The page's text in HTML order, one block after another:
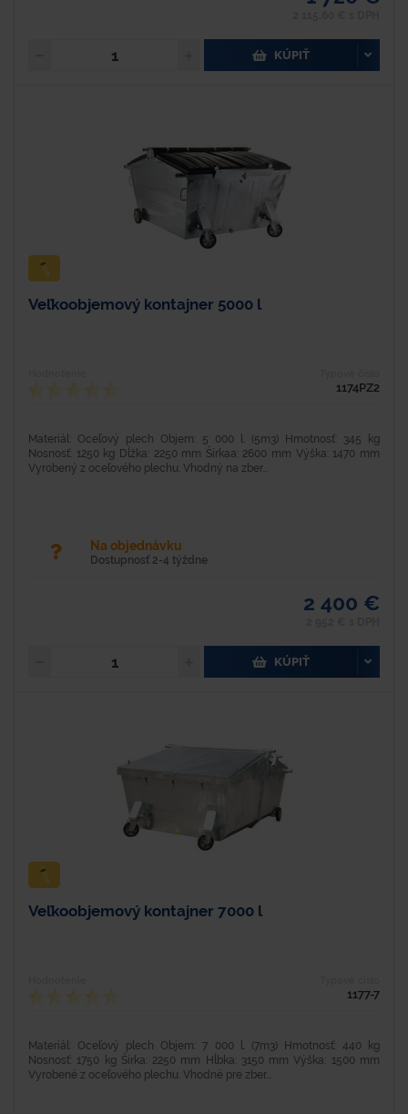
KÚPIŤ
Veľkoobjemový kontajner 5000 l
1174PZ2
Materiál: Oceľový plech Objem: 5 000 l. (5m3) Hmotnosť: 345 kg
Nosnosť: 1250 kg Dĺžka: 2250 mm Šírkaa: 2600 mm Výška: 1470 mm
Vyrobený z oceľového plechu. Vhodný na zber...
Na objednávku
Dostupnosť 2-4 týždne
2 400 €
KÚPIŤ
Veľkoobjemový kontajner 7000 l
1177-7
Materiál: Oceľový plech Objem: 7 000 l. (7m3) Hmotnosť: 440 kg
Nosnosť: 1750 kg Šírka: 2250 mm Hĺbka: 3150 mm Výška: 1500 mm
Vyrobené z oceľového plechu. Vhodné pre zber...